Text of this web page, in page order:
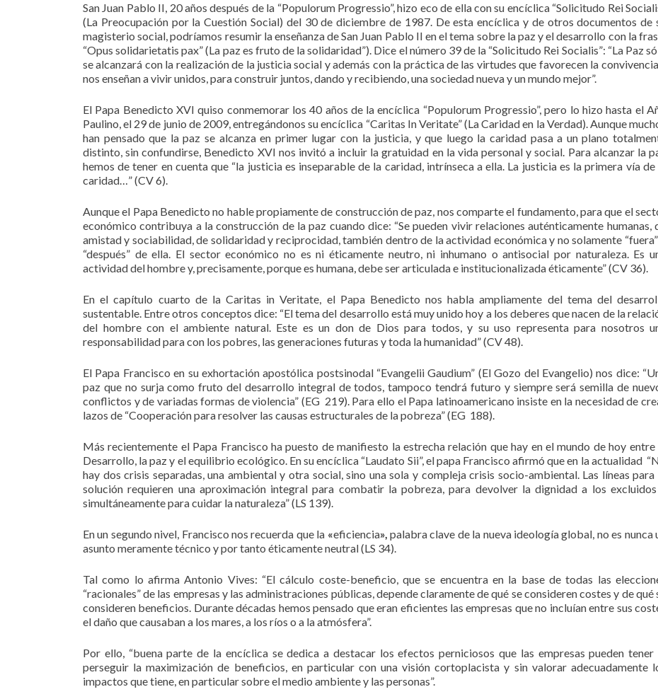
San Juan Pablo II, 20 años después de la “Populorum Progressio”, hizo eco de ella con su encíclica “Solicitudo Rei
(La Preocupación por la Cuestión Social) del 30 de diciembre de 1987. De esta encíclica y de otros documentos de
magisterio social, podríamos resumir la enseñanza de San Juan Pablo II en el tema sobre la paz y el desarrollo con la
“Opus solidarietatis pax” (La paz es fruto de la solidaridad”). Dice el número 39 de la “Solicitudo Rei Socialis”: “La Paz
se alcanzará con la realización de la justicia social y además con la práctica de las virtudes que favorecen la
nos enseñan a vivir unidos, para construir juntos, dando y recibiendo, una sociedad nueva y un mundo mejor”.
El Papa Benedicto XVI quiso conmemorar los 40 años de la encíclica “Populorum Progressio”, pero lo hizo hasta el
Paulino, el 29 de junio de 2009, entregándonos su encíclica “Caritas In Veritate” (La Caridad en la Verdad). Aunque
han pensado que la paz se alcanza en primer lugar con la justicia, y que luego la caridad pasa a un plano
distinto, sin confundirse, Benedicto XVI nos invitó a incluir la gratuidad en la vida personal y social. Para alcanzar la
hemos de tener en cuenta que “la justicia es inseparable de la caridad, intrínseca a ella. La justicia es la primera vía de
caridad…” (CV 6).
Aunque el Papa Benedicto no hable propiamente de construcción de paz, nos comparte el fundamento, para que el
económico contribuya a la construcción de la paz cuando dice: “Se pueden vivir relaciones auténticamente humanas,
amistad y sociabilidad, de solidaridad y reciprocidad, también dentro de la actividad económica y no solamente
“después” de ella. El sector económico no es ni éticamente neutro, ni inhumano o antisocial por naturaleza. Es
actividad del hombre y, precisamente, porque es humana, debe ser articulada e institucionalizada éticamente” (CV 36).
En el capítulo cuarto de la Caritas in Veritate, el Papa Benedicto nos habla ampliamente del tema del
sustentable. Entre otros conceptos dice: “El tema del desarrollo está muy unido hoy a los deberes que nacen de la
del hombre con el ambiente natural. Este es un don de Dios para todos, y su uso representa para nosotros
responsabilidad para con los pobres, las generaciones futuras y toda la humanidad” (CV 48).
El Papa Francisco en su exhortación apostólica postsinodal “Evangelii Gaudium” (El Gozo del Evangelio) nos dice:
paz que no surja como fruto del desarrollo integral de todos, tampoco tendrá futuro y siempre será semilla de
conflictos y de variadas formas de violencia” (EG 219). Para ello el Papa latinoamericano insiste en la necesidad de
lazos de “Cooperación para resolver las causas estructurales de la pobreza” (EG 188).
Más recientemente el Papa Francisco ha puesto de manifiesto la estrecha relación que hay en el mundo de hoy entre
Desarrollo, la paz y el equilibrio ecológico. En su encíclica “Laudato Sii”, el papa Francisco afirmó que en la actualidad
hay dos crisis separadas, una ambiental y otra social, sino una sola y compleja crisis socio-ambiental. Las líneas para
solución requieren una aproximación integral para combatir la pobreza, para devolver la dignidad a los
simultáneamente para cuidar la naturaleza” (LS 139).
En un segundo nivel, Francisco nos recuerda que la «eficiencia», palabra clave de la nueva ideología global, no es nunca
asunto meramente técnico y por tanto éticamente neutral (LS 34).
Tal como lo afirma Antonio Vives: “El cálculo coste-beneficio, que se encuentra en la base de todas las
“racionales” de las empresas y las administraciones públicas, depende claramente de qué se consideren costes y de qué
consideren beneficios. Durante décadas hemos pensado que eran eficientes las empresas que no incluían entre sus
el daño que causaban a los mares, a los ríos o a la atmósfera”.
Por ello, “buena parte de la encíclica se dedica a destacar los efectos perniciosos que las empresas pueden tener
perseguir la maximización de beneficios, en particular con una visión cortoplacista y sin valorar adecuadamente
impactos que tiene, en particular sobre el medio ambiente y las personas”.